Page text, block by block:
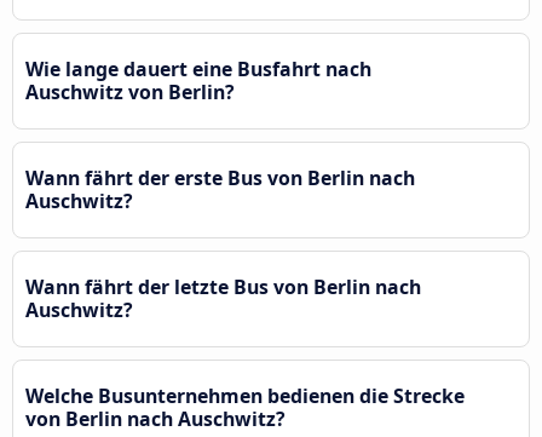
Wie lange dauert eine Busfahrt nach
Auschwitz von Berlin?
Wann fährt der erste Bus von Berlin nach
Auschwitz?
Wann fährt der letzte Bus von Berlin nach
Auschwitz?
Welche Busunternehmen bedienen die Strecke
von Berlin nach Auschwitz?